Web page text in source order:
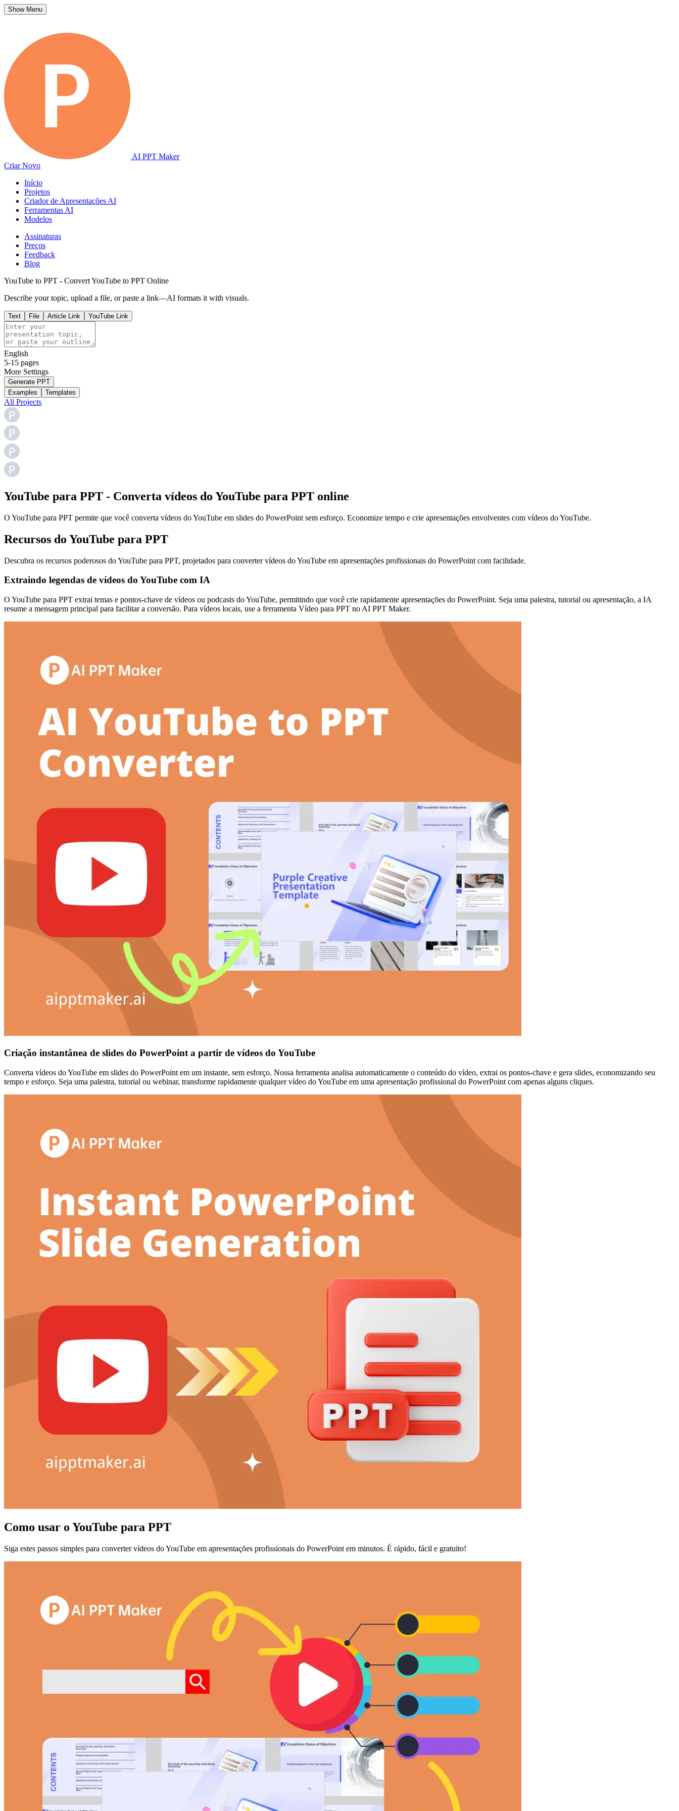
Show Menu
AI PPT Maker
Criar Novo
Início
Projetos
Criador de Apresentações AI
Ferramentas AI
Modelos
Assinaturas
Preços
Feedback
Blog
YouTube to PPT - Convert YouTube to PPT Online
Describe your topic, upload a file, or paste a link—AI formats it with visuals.
Text File Article Link YouTube Link
English
5-15 pages
More Settings
Generate PPT
Examples
Templates
All Projects
YouTube para PPT - Converta vídeos do YouTube para PPT online
O YouTube para PPT permite que você converta vídeos do YouTube em slides do PowerPoint sem esforço. Economize tempo e crie apresentações envolventes com vídeos do YouTube.
Recursos do YouTube para PPT
Descubra os recursos poderosos do YouTube para PPT, projetados para converter vídeos do YouTube em apresentações profissionais do PowerPoint com facilidade.
Extraindo legendas de vídeos do YouTube com IA
O YouTube para PPT extrai temas e pontos-chave de vídeos ou podcasts do YouTube, permitindo que você crie rapidamente apresentações do PowerPoint. Seja uma palestra, tutorial ou apresentação, a IA
resume a mensagem principal para facilitar a conversão. Para vídeos locais, use a ferramenta Vídeo para PPT no AI PPT Maker.
Criação instantânea de slides do PowerPoint a partir de vídeos do YouTube
Converta vídeos do YouTube em slides do PowerPoint em um instante, sem esforço. Nossa ferramenta analisa automaticamente o conteúdo do vídeo, extrai os pontos-chave e gera slides, economizando seu
tempo e esforço. Seja uma palestra, tutorial ou webinar, transforme rapidamente qualquer vídeo do YouTube em uma apresentação profissional do PowerPoint com apenas alguns cliques.
Como usar o YouTube para PPT
Siga estes passos simples para converter vídeos do YouTube em apresentações profissionais do PowerPoint em minutos. É rápido, fácil e gratuito!